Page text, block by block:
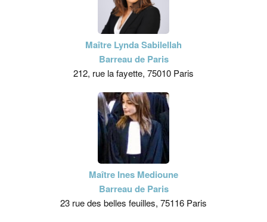
Maître Lynda Sabilellah
Barreau de Paris
212, rue la fayette, 75010 Paris
Maître Ines Medioune
Barreau de Paris
23 rue des belles feuilles, 75116 Paris